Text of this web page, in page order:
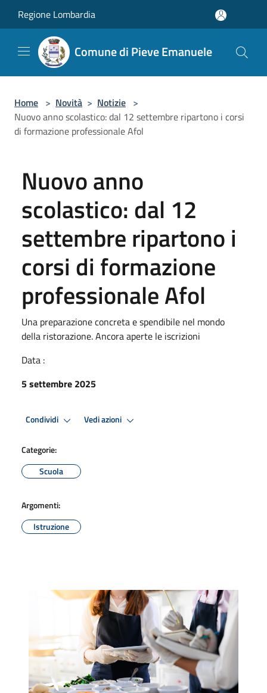
Regione Lombardia
Comune di Pieve Emanuele
Home > Novità > Notizie >
Nuovo anno scolastico: dal 12 settembre ripartono i corsi
di formazione professionale Afol
Nuovo anno
scolastico: dal 12
settembre ripartono i
corsi di formazione
professionale Afol
Una preparazione concreta e spendibile nel mondo
della ristorazione. Ancora aperte le iscrizioni
Data :
5 settembre 2025
Condividi Vedi azioni
Categorie:
Scuola
Argomenti:
Istruzione